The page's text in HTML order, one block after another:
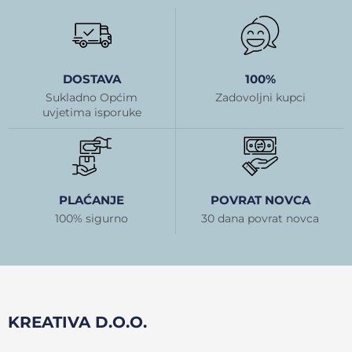
DOSTAVA
Sukladno Općim
uvjetima isporuke
100%
Zadovoljni kupci
PLAĆANJE
100% sigurno
POVRAT NOVCA
30 dana povrat novca
KREATIVA D.O.O.